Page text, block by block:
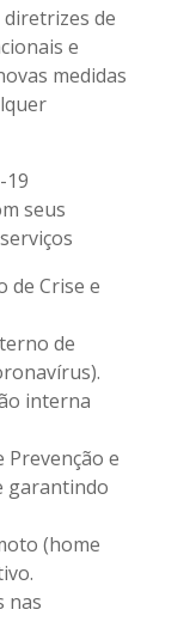
de
e
medidas
19
seus
de Crise e
de
interna
Prevenção e
garantindo
(home
nas